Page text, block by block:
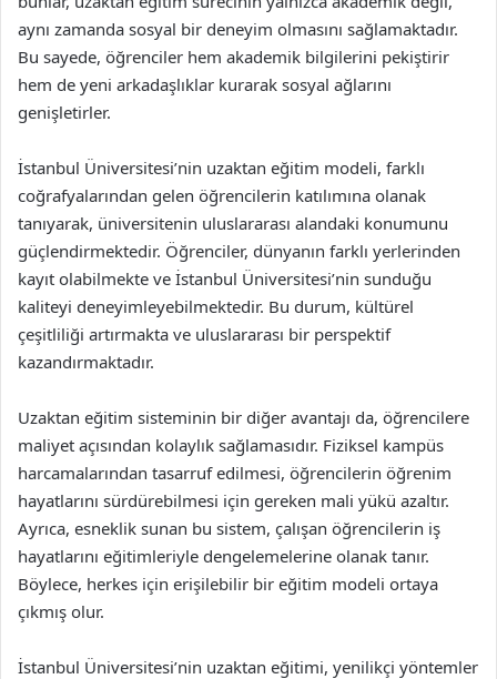
aynı zamanda sosyal bir deneyim olmasını sağlamaktadır.
Bu sayede, öğrenciler hem akademik bilgilerini pekiştirir
hem de yeni arkadaşlıklar kurarak sosyal ağlarını
genişletirler.
İstanbul Üniversitesi’nin uzaktan eğitim modeli, farklı
coğrafyalarından gelen öğrencilerin katılımına olanak
tanıyarak, üniversitenin uluslararası alandaki konumunu
güçlendirmektedir. Öğrenciler, dünyanın farklı yerlerinden
kayıt olabilmekte ve İstanbul Üniversitesi’nin sunduğu
kaliteyi deneyimleyebilmektedir. Bu durum, kültürel
çeşitliliği artırmakta ve uluslararası bir perspektif
kazandırmaktadır.
Uzaktan eğitim sisteminin bir diğer avantajı da, öğrencilere
maliyet açısından kolaylık sağlamasıdır. Fiziksel kampüs
harcamalarından tasarruf edilmesi, öğrencilerin öğrenim
hayatlarını sürdürebilmesi için gereken mali yükü azaltır.
Ayrıca, esneklik sunan bu sistem, çalışan öğrencilerin iş
hayatlarını eğitimleriyle dengelemelerine olanak tanır.
Böylece, herkes için erişilebilir bir eğitim modeli ortaya
çıkmış olur.
İstanbul Üniversitesi’nin uzaktan eğitimi, yenilikçi yöntemler